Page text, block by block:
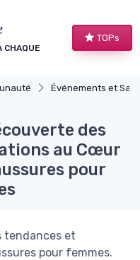
CHAQUE
TOPs
Événements et Salons de
des
au Cœur
pour
tendances et
pour femmes.